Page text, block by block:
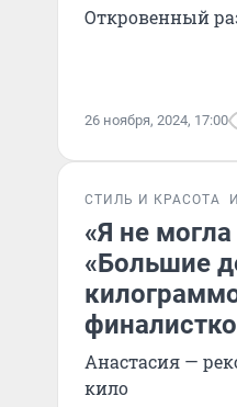
Откровенный
26 ноября, 2024, 17:00
СТИЛЬ И КРАСОТА
«Я не
«Большие
Анастасия —
кило